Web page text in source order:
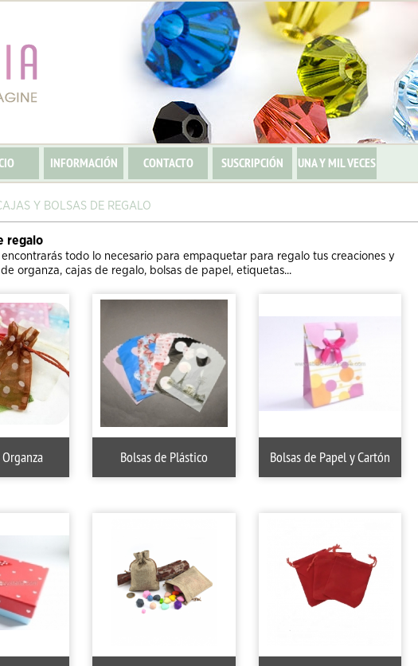
INFORMACIÓN CONTACTO SUSCRIPCIÓN UNA Y MIL VECES
Y BOLSAS DE REGALO
regalo
todo lo necesario para empaquetar para regalo tus creaciones y
organza, cajas de regalo, bolsas de papel, etiquetas...
Bolsas de Plástico Bolsas de Papel y Cartón